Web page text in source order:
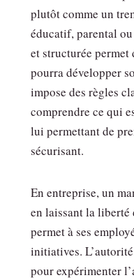
plutôt comme un
éducatif, parental
et structurée permet
pourra développer
impose des règles
comprendre ce qui
lui permettant de
sécurisant.
En entreprise, un
en laissant la liberté
permet à ses
initiatives.
pour expérimenter